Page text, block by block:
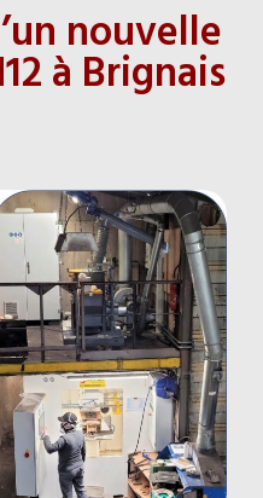
nouvelle
à Brignais